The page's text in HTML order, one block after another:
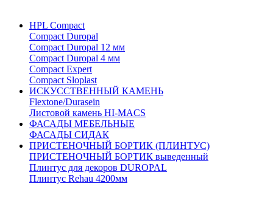
HPL Compact
Compact Duropal
Compact Duropal 12 мм
Compact Duropal 4 мм
Compact Expert
Compact Sloplast
ИСКУССТВЕННЫЙ КАМЕНЬ
Flextone/Durasein
Листовой камень HI-MACS
ФАСАДЫ МЕБЕЛЬНЫЕ
ФАСАДЫ СИДАК
ПРИСТЕНОЧНЫЙ БОРТИК (ПЛИНТУС)
ПРИСТЕНОЧНЫЙ БОРТИК выведенный
Плинтус для декоров DUROPAL
Плинтус Rehau 4200мм